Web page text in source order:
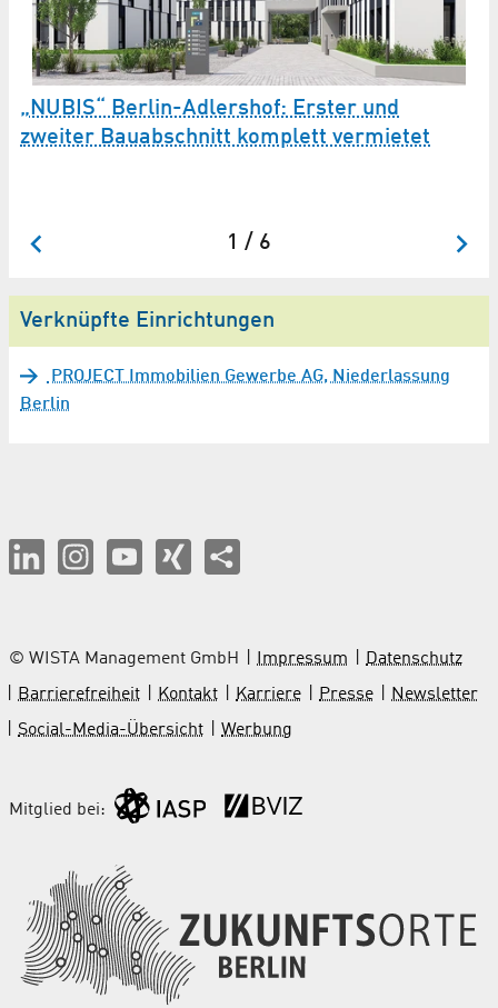
„NUBIS“ Berlin-Adlershof: Erster und
zweiter Bauabschnitt komplett vermietet
1 / 6
Verknüpfte Einrichtungen
PROJECT Immobilien Gewerbe AG, Niederlassung
Berlin
© WISTA Management GmbH Impressum
Datenschutz
Barrierefreiheit
Kontakt Karriere Presse
Newsletter
Social-Media-Übersicht
Werbung
Mitglied bei: